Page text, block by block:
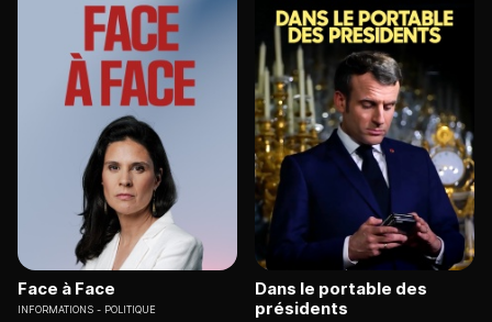
Face à Face
INFORMATIONS POLITIQUE
Dans le portable des
présidents